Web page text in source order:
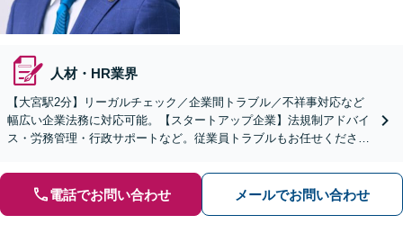
人材・HR業界
【大宮駅2分】リーガルチェック／企業間トラブル／不祥事対応など
幅広い企業法務に対応可能。【スタートアップ企業】法規制アドバイ
ス・労務管理・行政サポートなど。従業員トラブルもお任せくださ
電話でお問い合わせ メールでお問い合わせ